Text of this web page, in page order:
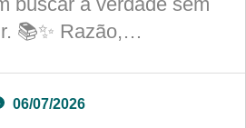
📚✨ Razão,…
06/07/2026